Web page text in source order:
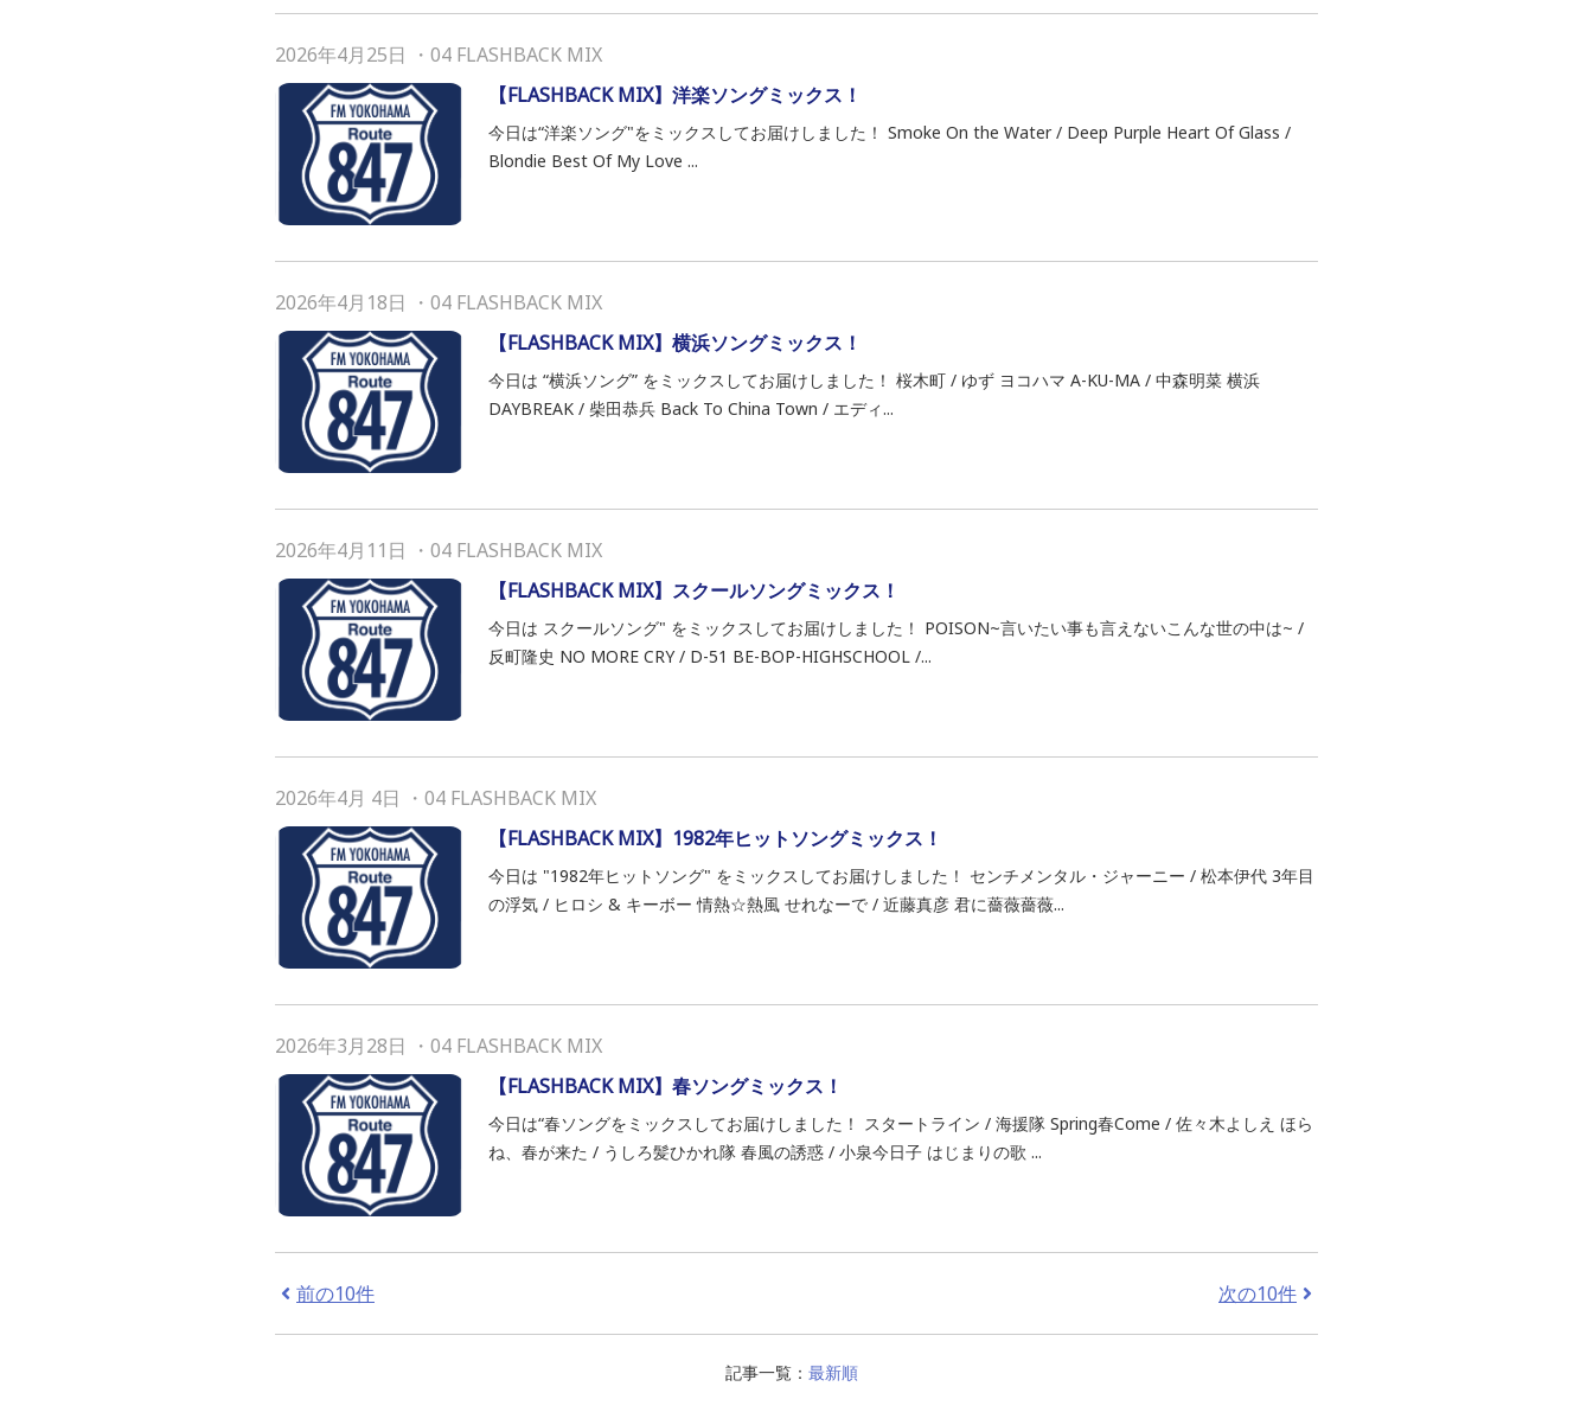
2026年4月25日 ・ 04 FLASHBACK MIX
【FLASHBACK MIX】洋楽ソングミックス！
今日は“洋楽ソング"をミックスしてお届けしました！ Smoke On the Water / Deep Purple Heart Of Glass /
Blondie Best Of My Love ...
2026年4月18日 ・ 04 FLASHBACK MIX
【FLASHBACK MIX】横浜ソングミックス！
今日は “横浜ソング” をミックスしてお届けしました！ 桜木町 / ゆず ヨコハマ A-KU-MA / 中森明菜 横浜
DAYBREAK / 柴田恭兵 Back To China Town / エディ...
2026年4月11日 ・ 04 FLASHBACK MIX
【FLASHBACK MIX】スクールソングミックス！
今日は スクールソング" をミックスしてお届けしました！ POISON~言いたい事も言えないこんな世の中は~ /
反町隆史 NO MORE CRY / D-51 BE-BOP-HIGHSCHOOL /...
2026年4月 4日 ・ 04 FLASHBACK MIX
【FLASHBACK MIX】1982年ヒットソングミックス！
今日は "1982年ヒットソング" をミックスしてお届けしました！ センチメンタル・ジャーニー / 松本伊代 3年目
の浮気 / ヒロシ & キーボー 情熱☆熱風 せれなーで / 近藤真彦 君に薔薇薔薇...
2026年3月28日 ・ 04 FLASHBACK MIX
【FLASHBACK MIX】春ソングミックス！
今日は“春ソングをミックスしてお届けしました！ スタートライン / 海援隊 Spring春Come / 佐々木よしえ ほら
ね、春が来た / うしろ髪ひかれ隊 春風の誘惑 / 小泉今日子 はじまりの歌 ...
前の10件 次の10件
記事一覧： 最新順